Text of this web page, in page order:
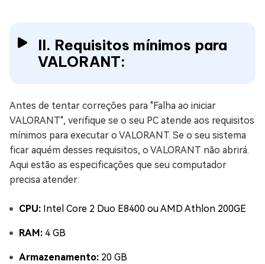
II. Requisitos mínimos para
VALORANT:
Antes de tentar correções para "Falha ao iniciar
VALORANT", verifique se o seu PC atende aos requisitos
mínimos para executar o VALORANT. Se o seu sistema
ficar aquém desses requisitos, o VALORANT não abrirá.
Aqui estão as especificações que seu computador
precisa atender:
CPU: Intel Core 2 Duo E8400 ou AMD Athlon 200GE
RAM: 4 GB
Armazenamento: 20 GB